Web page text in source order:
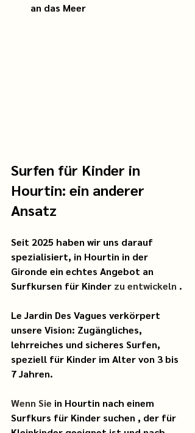
an das Meer
Surfen für Kinder in
Hourtin: ein anderer
Ansatz
Seit 2025 haben wir uns darauf
spezialisiert, in Hourtin in der
Gironde ein echtes Angebot an
Surfkursen für Kinder zu entwickeln .
Le Jardin Des Vagues verkörpert
unsere Vision: Zugängliches,
lehrreiches und sicheres Surfen,
speziell für Kinder im Alter von 3 bis
7 Jahren.
Wenn Sie in Hourtin nach einem
Surfkurs für Kinder suchen , der für